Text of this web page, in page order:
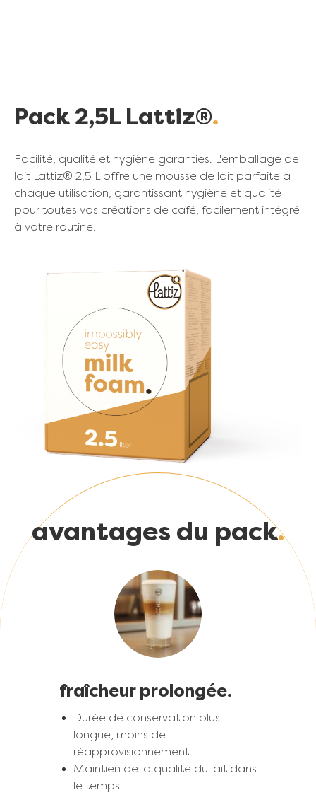
Pack 2,5L Lattiz®
Facilité, qualité et hygiène garanties. L'emballage de
lait Lattiz® 2,5 L offre une mousse de lait parfaite à
chaque utilisation, garantissant hygiène et qualité
pour toutes vos créations de café, facilement intégré
à votre routine.
avantages du pack
Image
fraîcheur prolongée.
Durée de conservation plus
longue, moins de
réapprovisionnement
Maintien de la qualité du lait dans
le temps